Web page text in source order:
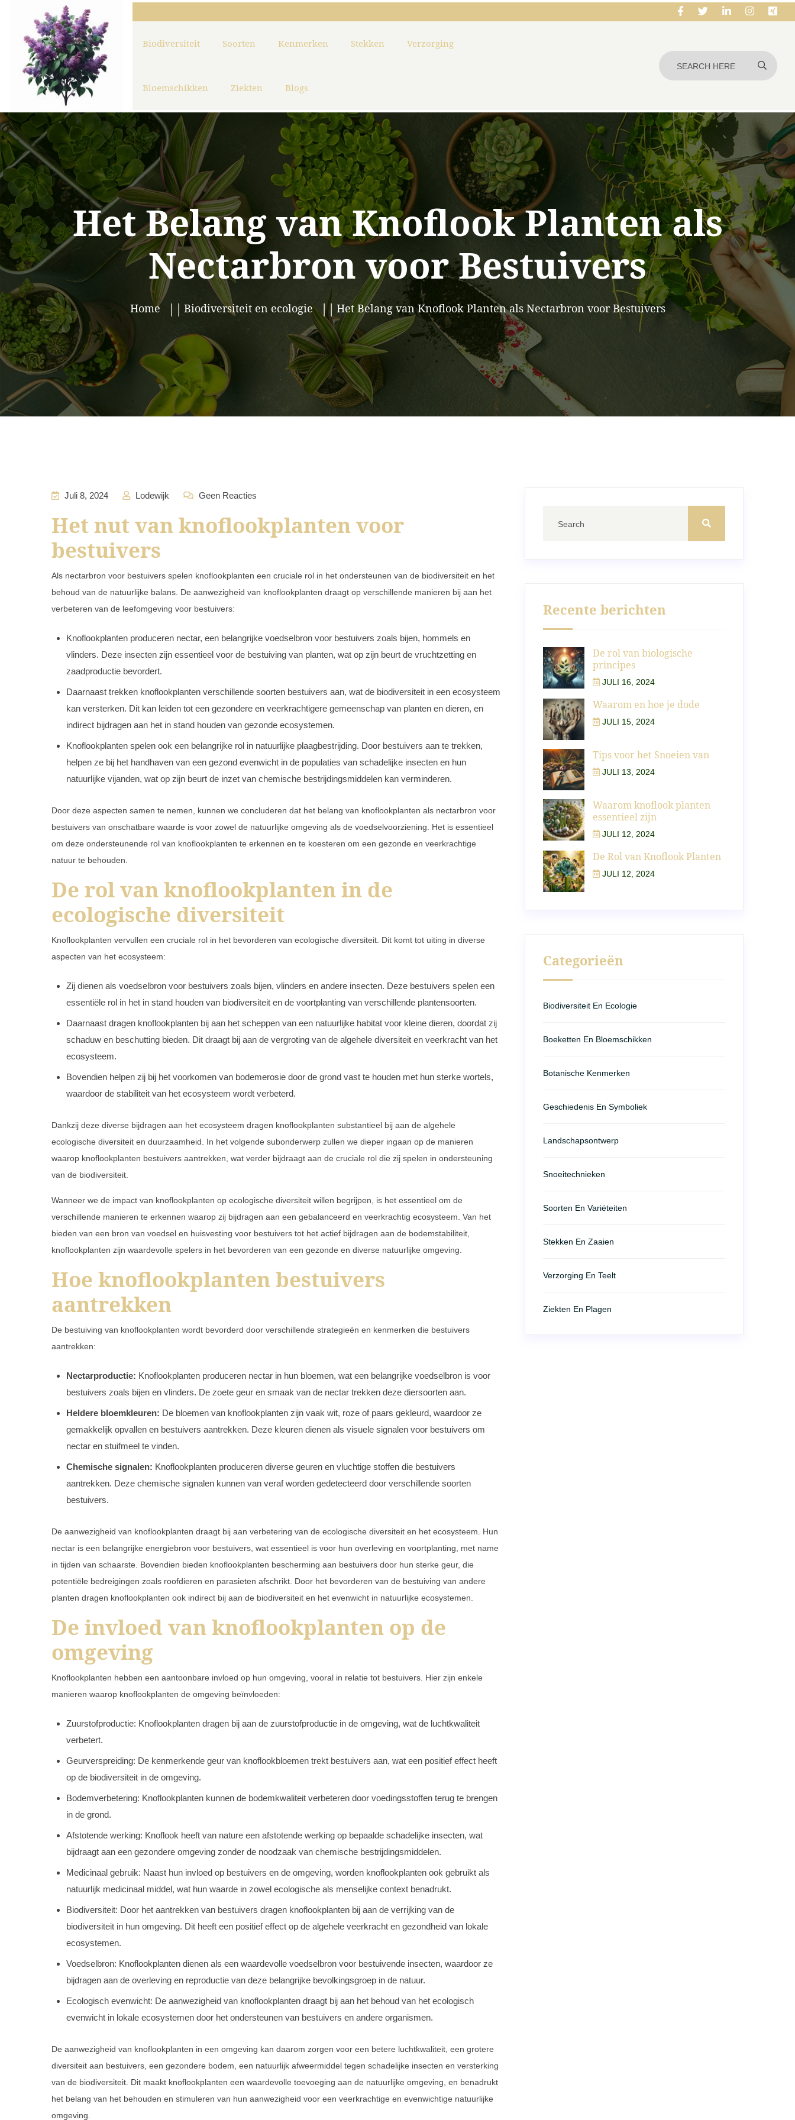
Biodiversiteit Soorten Kenmerken Stekken Verzorging
Bloemschikken Ziekten Blogs
Het Belang van Knoflook Planten als
Nectarbron voor Bestuivers
Home Biodiversiteit en ecologie Het Belang van Knoflook Planten als Nectarbron voor Bestuivers
Juli 8, 2024 Lodewijk Geen Reacties
Het nut van knoflookplanten voor
bestuivers
Als nectarbron voor bestuivers spelen knoflookplanten een cruciale rol in het ondersteunen van de biodiversiteit en het
behoud van de natuurlijke balans. De aanwezigheid van knoflookplanten draagt op verschillende manieren bij aan het
verbeteren van de leefomgeving voor bestuivers:
Knoflookplanten produceren nectar, een belangrijke voedselbron voor bestuivers zoals bijen, hommels en
vlinders. Deze insecten zijn essentieel voor de bestuiving van planten, wat op zijn beurt de vruchtzetting en
zaadproductie bevordert.
Daarnaast trekken knoflookplanten verschillende soorten bestuivers aan, wat de biodiversiteit in een ecosysteem
kan versterken. Dit kan leiden tot een gezondere en veerkrachtigere gemeenschap van planten en dieren, en
indirect bijdragen aan het in stand houden van gezonde ecosystemen.
Knoflookplanten spelen ook een belangrijke rol in natuurlijke plaagbestrijding. Door bestuivers aan te trekken,
helpen ze bij het handhaven van een gezond evenwicht in de populaties van schadelijke insecten en hun
natuurlijke vijanden, wat op zijn beurt de inzet van chemische bestrijdingsmiddelen kan verminderen.
Door deze aspecten samen te nemen, kunnen we concluderen dat het belang van knoflookplanten als nectarbron voor
bestuivers van onschatbare waarde is voor zowel de natuurlijke omgeving als de voedselvoorziening. Het is essentieel
om deze ondersteunende rol van knoflookplanten te erkennen en te koesteren om een gezonde en veerkrachtige
natuur te behouden.
De rol van knoflookplanten in de
ecologische diversiteit
Knoflookplanten vervullen een cruciale rol in het bevorderen van ecologische diversiteit. Dit komt tot uiting in diverse
aspecten van het ecosysteem:
Zij dienen als voedselbron voor bestuivers zoals bijen, vlinders en andere insecten. Deze bestuivers spelen een
essentiële rol in het in stand houden van biodiversiteit en de voortplanting van verschillende plantensoorten.
Daarnaast dragen knoflookplanten bij aan het scheppen van een natuurlijke habitat voor kleine dieren, doordat zij
schaduw en beschutting bieden. Dit draagt bij aan de vergroting van de algehele diversiteit en veerkracht van het
ecosysteem.
Bovendien helpen zij bij het voorkomen van bodemerosie door de grond vast te houden met hun sterke wortels,
waardoor de stabiliteit van het ecosysteem wordt verbeterd.
Dankzij deze diverse bijdragen aan het ecosysteem dragen knoflookplanten substantieel bij aan de algehele
ecologische diversiteit en duurzaamheid. In het volgende subonderwerp zullen we dieper ingaan op de manieren
waarop knoflookplanten bestuivers aantrekken, wat verder bijdraagt aan de cruciale rol die zij spelen in ondersteuning
van de biodiversiteit.
Wanneer we de impact van knoflookplanten op ecologische diversiteit willen begrijpen, is het essentieel om de
verschillende manieren te erkennen waarop zij bijdragen aan een gebalanceerd en veerkrachtig ecosysteem. Van het
bieden van een bron van voedsel en huisvesting voor bestuivers tot het actief bijdragen aan de bodemstabiliteit,
knoflookplanten zijn waardevolle spelers in het bevorderen van een gezonde en diverse natuurlijke omgeving.
Hoe knoflookplanten bestuivers
aantrekken
De bestuiving van knoflookplanten wordt bevorderd door verschillende strategieën en kenmerken die bestuivers
aantrekken:
Nectarproductie: Knoflookplanten produceren nectar in hun bloemen, wat een belangrijke voedselbron is voor
bestuivers zoals bijen en vlinders. De zoete geur en smaak van de nectar trekken deze diersoorten aan.
Heldere bloemkleuren: De bloemen van knoflookplanten zijn vaak wit, roze of paars gekleurd, waardoor ze
gemakkelijk opvallen en bestuivers aantrekken. Deze kleuren dienen als visuele signalen voor bestuivers om
nectar en stuifmeel te vinden.
Chemische signalen: Knoflookplanten produceren diverse geuren en vluchtige stoffen die bestuivers
aantrekken. Deze chemische signalen kunnen van veraf worden gedetecteerd door verschillende soorten
bestuivers.
De aanwezigheid van knoflookplanten draagt bij aan verbetering van de ecologische diversiteit en het ecosysteem. Hun
nectar is een belangrijke energiebron voor bestuivers, wat essentieel is voor hun overleving en voortplanting, met name
in tijden van schaarste. Bovendien bieden knoflookplanten bescherming aan bestuivers door hun sterke geur, die
potentiële bedreigingen zoals roofdieren en parasieten afschrikt. Door het bevorderen van de bestuiving van andere
planten dragen knoflookplanten ook indirect bij aan de biodiversiteit en het evenwicht in natuurlijke ecosystemen.
De invloed van knoflookplanten op de
omgeving
Knoflookplanten hebben een aantoonbare invloed op hun omgeving, vooral in relatie tot bestuivers. Hier zijn enkele
manieren waarop knoflookplanten de omgeving beïnvloeden:
Zuurstofproductie: Knoflookplanten dragen bij aan de zuurstofproductie in de omgeving, wat de luchtkwaliteit
verbetert.
Geurverspreiding: De kenmerkende geur van knoflookbloemen trekt bestuivers aan, wat een positief effect heeft
op de biodiversiteit in de omgeving.
Bodemverbetering: Knoflookplanten kunnen de bodemkwaliteit verbeteren door voedingsstoffen terug te brengen
in de grond.
Afstotende werking: Knoflook heeft van nature een afstotende werking op bepaalde schadelijke insecten, wat
bijdraagt aan een gezondere omgeving zonder de noodzaak van chemische bestrijdingsmiddelen.
Medicinaal gebruik: Naast hun invloed op bestuivers en de omgeving, worden knoflookplanten ook gebruikt als
natuurlijk medicinaal middel, wat hun waarde in zowel ecologische als menselijke context benadrukt.
Biodiversiteit: Door het aantrekken van bestuivers dragen knoflookplanten bij aan de verrijking van de
biodiversiteit in hun omgeving. Dit heeft een positief effect op de algehele veerkracht en gezondheid van lokale
ecosystemen.
Voedselbron: Knoflookplanten dienen als een waardevolle voedselbron voor bestuivende insecten, waardoor ze
bijdragen aan de overleving en reproductie van deze belangrijke bevolkingsgroep in de natuur.
Ecologisch evenwicht: De aanwezigheid van knoflookplanten draagt bij aan het behoud van het ecologisch
evenwicht in lokale ecosystemen door het ondersteunen van bestuivers en andere organismen.
De aanwezigheid van knoflookplanten in een omgeving kan daarom zorgen voor een betere luchtkwaliteit, een grotere
diversiteit aan bestuivers, een gezondere bodem, een natuurlijk afweermiddel tegen schadelijke insecten en versterking
van de biodiversiteit. Dit maakt knoflookplanten een waardevolle toevoeging aan de natuurlijke omgeving, en benadrukt
het belang van het behouden en stimuleren van hun aanwezigheid voor een veerkrachtige en evenwichtige natuurlijke
omgeving.
Recente berichten
De rol van biologische
principes
JULI 16, 2024
Waarom en hoe je dode
JULI 15, 2024
Tips voor het Snoeien van
JULI 13, 2024
Waarom knoflook planten
essentieel zijn
JULI 12, 2024
De Rol van Knoflook Planten
JULI 12, 2024
Categorieën
Biodiversiteit En Ecologie
Boeketten En Bloemschikken
Botanische Kenmerken
Geschiedenis En Symboliek
Landschapsontwerp
Snoeitechnieken
Soorten En Variëteiten
Stekken En Zaaien
Verzorging En Teelt
Ziekten En Plagen